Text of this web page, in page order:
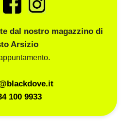
dal nostro magazzino di
Arsizio
100 9933